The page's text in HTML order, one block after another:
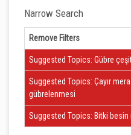
Narrow Search
Remove Filters
Clear Filter
Suggested Topics: Gübre
Clear Filter
Suggested Topics: Çayır
gübrelenmesi
Clear Filter
Suggested Topics: Bitki besin